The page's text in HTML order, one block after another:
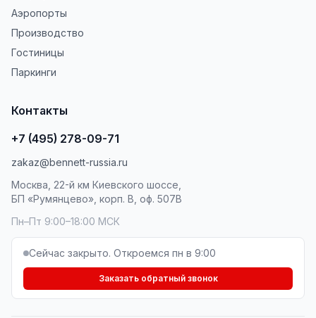
Аэропорты
Производство
Гостиницы
Паркинги
Контакты
+7 (495) 278-09-71
zakaz@bennett-russia.ru
Москва, 22-й км Киевского шоссе,
БП «Румянцево», корп. В, оф. 507В
Пн–Пт 9:00–18:00 МСК
Сейчас закрыто. Откроемся пн в 9:00
Заказать обратный звонок